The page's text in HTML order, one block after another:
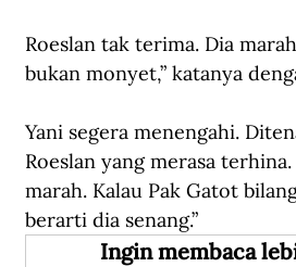
Roeslan tak terima. Dia
bukan monyet,” katanya
Yani segera menengahi.
Roeslan yang merasa
marah. Kalau Pak Gatot
berarti dia senang.”
Ingin membaca